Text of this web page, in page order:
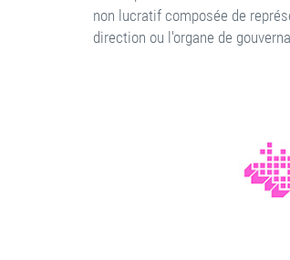
non lucratif composée de
direction ou l'organe de